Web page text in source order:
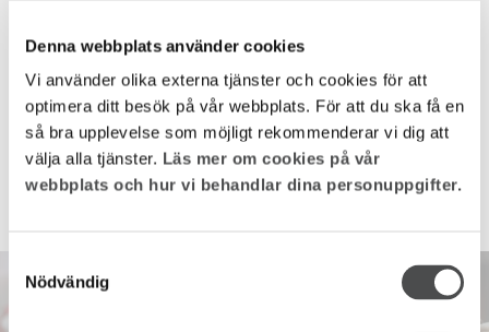
Denna webbplats använder cookies
Vi använder olika externa tjänster och cookies för att
optimera ditt besök på vår webbplats. För att du ska få en
så bra upplevelse som möjligt rekommenderar vi dig att
välja alla tjänster. Läs mer om cookies på vår
webbplats och hur vi behandlar dina personuppgifter.
Nödvändig
hemifrån, utan att vara beroende av ett vägguttag.
2018-01-26